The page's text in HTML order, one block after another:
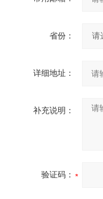
省份：
详细地址：
补充说明：
验证码：